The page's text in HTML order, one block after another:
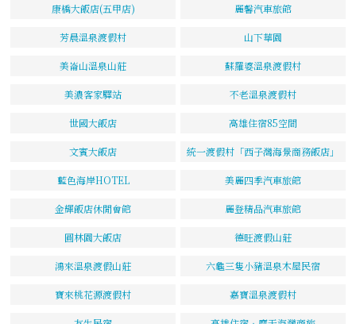
康橋大飯店(五甲店) 麗馨汽車旅館
芳晨溫泉渡假村 山下華園
美崙山溫泉山莊 蘇羅婆溫泉渡假村
美濃客家驛站 不老溫泉渡假村
世國大飯店 高雄住宿85空間
文賓大飯店 統一渡假村「西子灣海景商務飯店」
藍色海岸HOTEL 美麗四季汽車旅館
金輝飯店休閒會館 麗登精品汽車旅館
圓林園大飯店 德旺渡假山莊
鴻來溫泉渡假山莊 六龜三隻小豬溫泉木屋民宿
寶來桃花源渡假村 嘉寶溫泉渡假村